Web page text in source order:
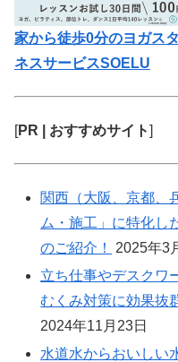
家から徒歩0分のヨガス
ネスサービスSOELU
[PR | おすすめサイト]
関西（大阪、京都、
ム・施工」に特化し
のご紹介！
2025年3
立ち仕事やデスクワ
むくみ対策に効果抜
2024年11月23日
水道水からおいしい